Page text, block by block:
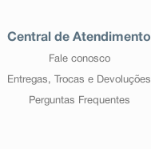
Central de Atendimento
Fale conosco
Entregas, Trocas e Devoluções
Perguntas Frequentes